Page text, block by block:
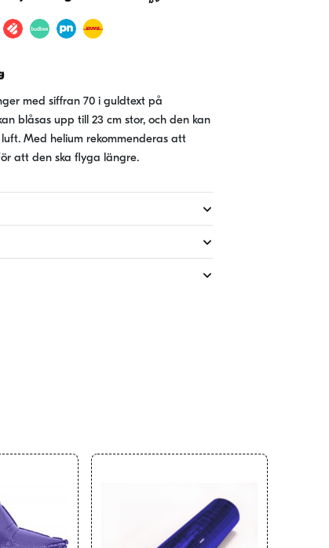
med siffran 70 i guldtext på
blåsas upp till 23 cm stor, och den kan
Med helium rekommenderas att
att den ska flyga längre.